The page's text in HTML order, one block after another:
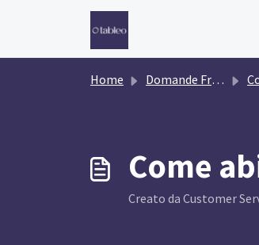
Salta al contenuto principale
Home Domande Frequenti (FAQ)
Come
Creato da Customer